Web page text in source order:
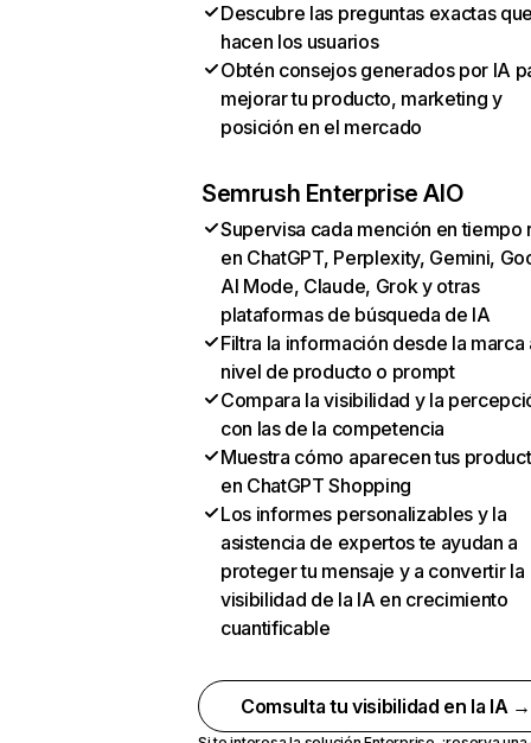
Descubre las preguntas exactas
hacen los usuarios
Obtén consejos generados por IA
mejorar tu producto, marketing y
posición en el mercado
Semrush Enterprise AIO
Supervisa cada mención en tiempo
en ChatGPT, Perplexity, Gemini,
AI Mode, Claude, Grok y otras
plataformas de búsqueda de IA
Filtra la información desde la marca
nivel de producto o prompt
Compara la visibilidad y la
con las de la competencia
Muestra cómo aparecen tus
en ChatGPT Shopping
Los informes personalizables y la
asistencia de expertos te ayudan a
proteger tu mensaje y a convertir la
visibilidad de la IA en crecimiento
cuantificable
Comsulta tu visibilidad en la IA →